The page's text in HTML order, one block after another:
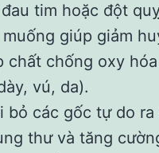
tim hoặc đột
giúp giảm
chất chống oxy
vú, da).
bỏ các gốc tự do
thư và tăng